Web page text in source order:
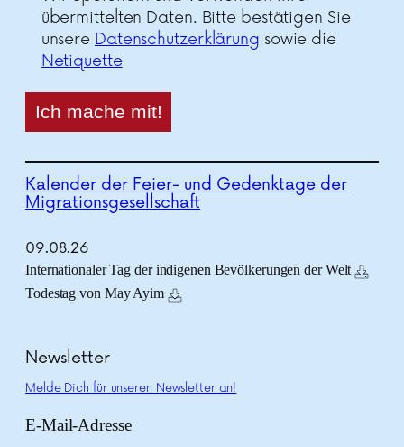
übermittelten Daten. Bitte bestätigen Sie
unsere Datenschutzerklärung sowie die
Netiquette
Kalender der Feier- und Gedenktage der
Migrationsgesellschaft
09.08.26
Internationaler Tag der indigenen Bevölkerungen der Welt
Todestag von May Ayim
Newsletter
Melde Dich für unseren Newsletter an!
E-Mail-Adresse